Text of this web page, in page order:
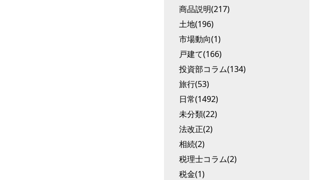
商品説明(217)
土地(196)
市場動向(1)
戸建て(166)
投資部コラム(134)
旅行(53)
日常(1492)
未分類(22)
法改正(2)
相続(2)
税理士コラム(2)
税金(1)